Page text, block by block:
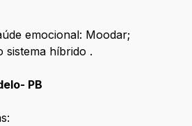
emocional: Moodar;
sistema híbrido .
PB